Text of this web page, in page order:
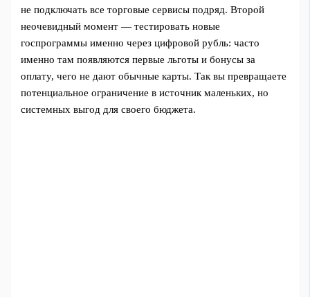
не подключать все торговые сервисы подряд. Второй
неочевидный момент — тестировать новые
госпрограммы именно через цифровой рубль: часто
именно там появляются первые льготы и бонусы за
оплату, чего не дают обычные карты. Так вы превращаете
потенциальное ограничение в источник маленьких, но
системных выгод для своего бюджета.